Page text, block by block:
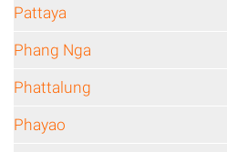
Pattaya
Phang Nga
Phattalung
Phayao